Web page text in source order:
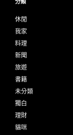
休閒
我家
料理
新聞
旅遊
書籍
未分類
獨白
理財
貓咪